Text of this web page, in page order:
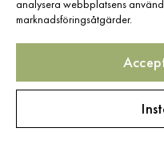
Följ oss
analysera webbplatsens
marknadsföringsåtgärder.